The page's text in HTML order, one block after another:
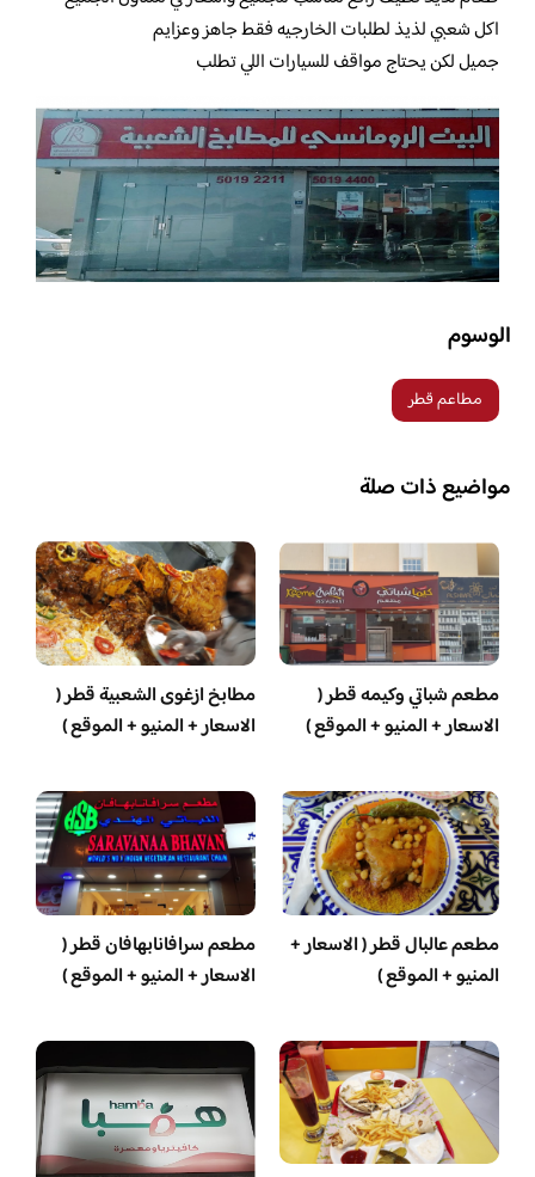
اكل شعبي لذيذ لطلبات الخارجيه فقط جاهز وعزايم
جميل لكن يحتاج مواقف للسيارات اللي تطلب
الوسوم
مطاعم قطر
مواضيع ذات صلة
مطعم شباتي وكيمه قطر (
الاسعار + المنيو + الموقع )
مطابخ ازغوى الشعبية قطر (
الاسعار + المنيو + الموقع )
مطعم عالبال قطر ( الاسعار +
المنيو + الموقع )
مطعم سرافانابهافان قطر (
الاسعار + المنيو + الموقع )